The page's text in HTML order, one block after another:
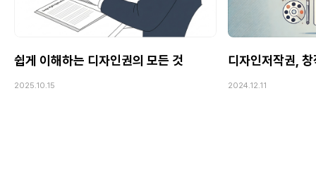
쉽게 이해하는 디자인권의 모든 것
2025.10.15
디자인저작권,
2024.12.11